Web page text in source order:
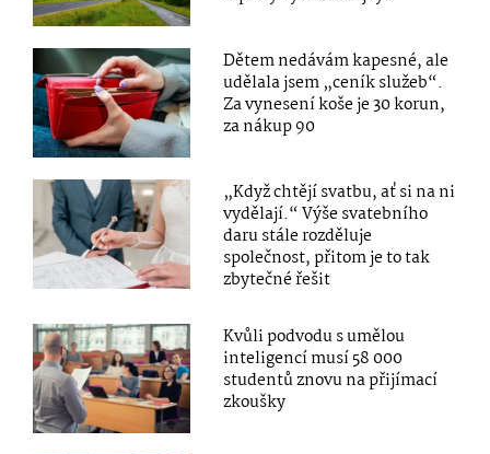
Dětem nedávám kapesné, ale
udělala jsem „ceník služeb“.
Za vynesení koše je 30 korun,
za nákup 90
„Když chtějí svatbu, ať si na ni
vydělají.“ Výše svatebního
daru stále rozděluje
společnost, přitom je to tak
zbytečné řešit
Kvůli podvodu s umělou
inteligencí musí 58 000
studentů znovu na přijímací
zkoušky